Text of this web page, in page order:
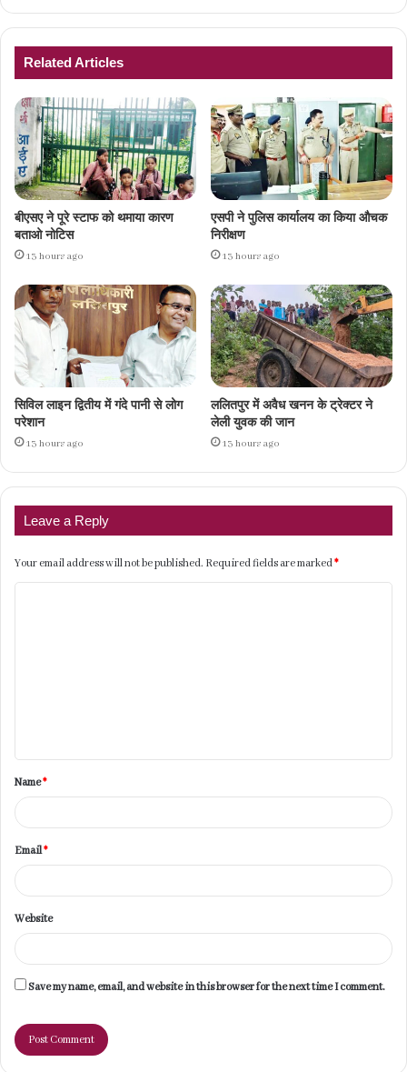
Related Articles
बीएसए ने पूरे स्टाफ को थमाया कारण
बताओ नोटिस
13 hours ago
एसपी ने पुलिस कार्यालय का किया औचक
निरीक्षण
13 hours ago
सिविल लाइन द्वितीय में गंदे पानी से लोग
परेशान
13 hours ago
ललितपुर में अवैध खनन के ट्रेक्टर ने
लेली युवक की जान
13 hours ago
Leave a Reply
Your email address will not be published. Required fields are marked*
t
*Name*
Email*
Website
Save my name, email, and website in this browser for the next time I comment.